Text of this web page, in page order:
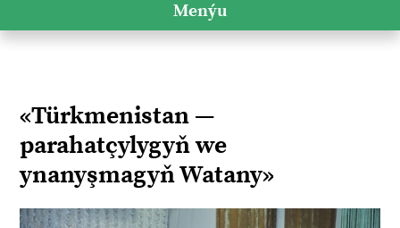
Menýu
«Türkmenistan —
parahatçylygyň we
ynanyşmagyň Watany»